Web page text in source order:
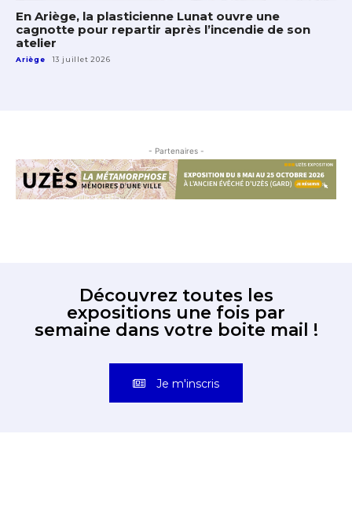
En Ariège, la plasticienne Lunat ouvre une
cagnotte pour repartir après l’incendie de son
atelier
Ariège 13 juillet 2026
- Partenaires -
Découvrez toutes les
expositions une fois par
semaine dans votre boite mail !
Je m'inscris